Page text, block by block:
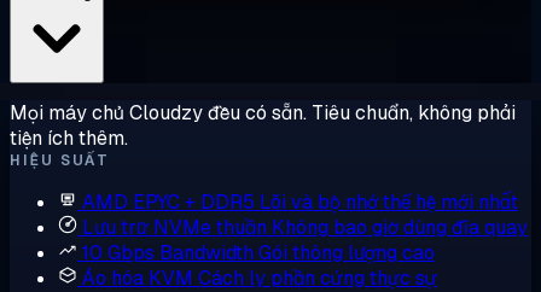
Mọi máy chủ Cloudzy đều có sẵn. Tiêu chuẩn, không phải
tiện ích thêm.
HIỆU SUẤT
AMD EPYC + DDR5 Lõi và bộ nhớ thế hệ mới nhất
Lưu trữ NVMe thuần Không bao giờ dùng đĩa quay
10 Gbps Bandwidth Gói thông lượng cao
Ảo hóa KVM Cách ly phần cứng thực sự